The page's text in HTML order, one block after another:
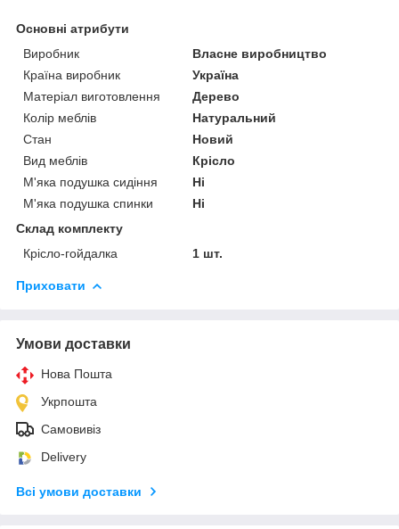
Основні атрибути
Виробник
Власне виробництво
Країна виробник
Україна
Матеріал виготовлення
Дерево
Колір меблів
Натуральний
Стан
Новий
Вид меблів
Крісло
М'яка подушка сидіння
Ні
М'яка подушка спинки
Ні
Склад комплекту
Крісло-гойдалка
1 шт.
Приховати
Умови доставки
Нова Пошта
Укрпошта
Самовивіз
Delivery
Всі умови доставки